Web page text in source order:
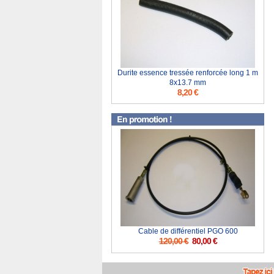
Durite essence tressée renforcée long 1 m
8x13.7 mm
8,20 €
Cable de différentiel PGO 600
120,00 € 80,00 €